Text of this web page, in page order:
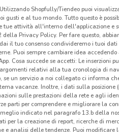
Ethos
Scade il 31/08 343 m
Shopfully/Tiendeo puoi
e al tuo mondo. Tutto questo è
tue attività all'interno dell'applicazione e
Privacy Policy. Per fare questo,
il tuo consenso condivideremo i tuoi dati
Puoi sempre cambiare idea accedendo
Cosa succede se accetti: Le inserzioni
relativi alla tua cronologia di
un servizio a noi collegato ci informa
vacanze. Inoltre, i dati sulla posizione
sulle prestazioni della rete e agli
parti per comprendere e migliorare la
indicato nel paragrafo 13.b della
per la creazione di report, ricerche di
e analisi delle tendenze. Puoi modificare